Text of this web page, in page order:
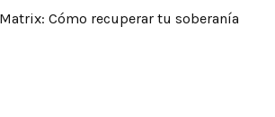
Cómo recuperar tu soberanía